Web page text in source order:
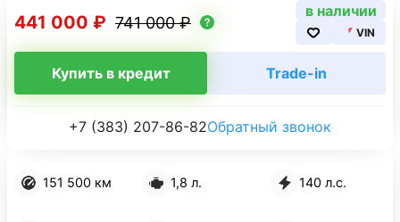
151 500 км 1,8 л. 140 л.с.
441 000 ₽ 741 000 ₽
в наличии
VIN
Купить в кредит Trade-in
+7 (383) 207-86-82Обратный звонок